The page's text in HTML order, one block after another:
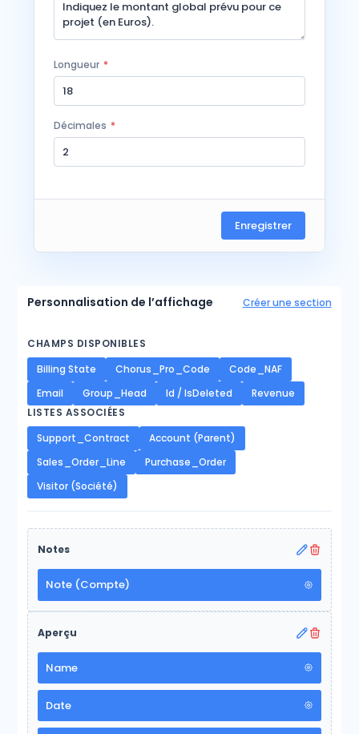
Longueur *
Décimales *
Enregistrer
Personnalisation de l’affichage Créer une section
CHAMPS DISPONIBLES
Billing State
Chorus_Pro_Code
Code_NAF
Email
Group_Head Id / IsDeleted
Revenue
LISTES ASSOCIÉES
Support_Contract
Account (Parent)
Sales_Order_Line
Purchase_Order
Visitor (Société)
Notes
Note (Compte)
Aperçu
Name
Date